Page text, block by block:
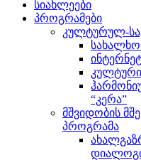
სიახლეები
პროგრამები
კულტურულ-
სახალხო
“კერა”
მშვიდობის
პროგრამა